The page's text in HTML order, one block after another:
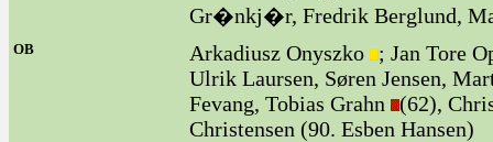
Gr�nkj�r, Fredrik Berglund,
OB Arkadiusz Onyszko
; Jan Tore
Ulrik Laursen, Søren Jensen,
Fevang, Tobias Grahn
(62),
Christensen (90. Esben Hansen)